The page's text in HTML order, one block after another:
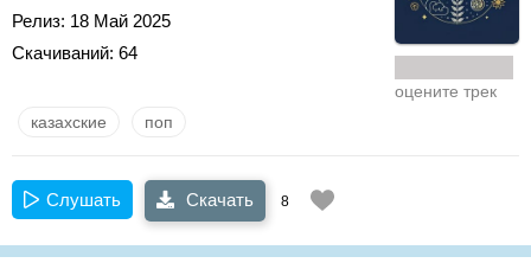
Релиз: 18 Май 2025
Скачиваний: 64
оцените трек
казахские поп
Слушать Скачать 8